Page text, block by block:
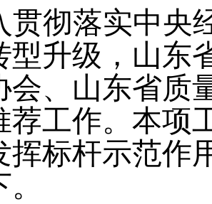
贯彻落实中央
型升级，山东
会、山东省质
荐工作。本项
挥标杆示范作